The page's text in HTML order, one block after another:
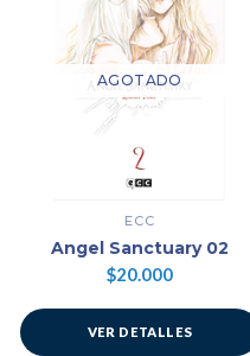
AGOTADO
ECC
Angel Sanctuary 02
$20.000
VER DETALLES